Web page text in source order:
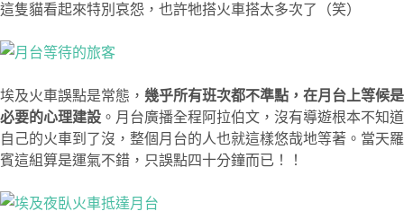
這隻貓看起來特別哀怨，也許牠搭火車搭太多次了（笑）
埃及火車誤點是常態， 幾乎所有班次都不準點，在月台上等候是
必要的心理建設 。月台廣播全程阿拉伯文，沒有導遊根本不知道
自己的火車到了沒，整個月台的人也就這樣悠哉地等著。當天羅
賓這組算是運氣不錯，只誤點四十分鐘而已！！